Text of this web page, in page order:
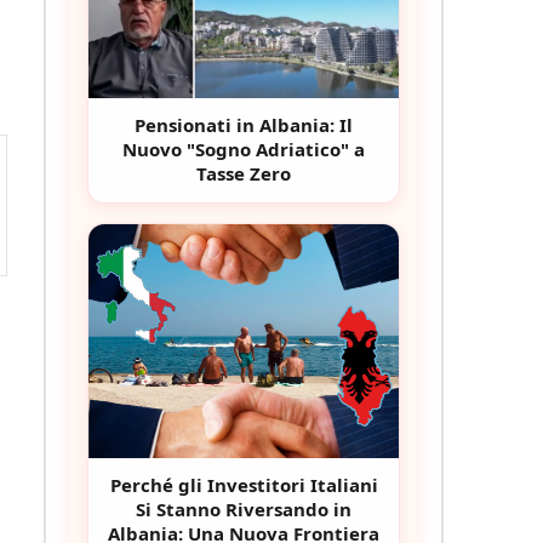
Pensionati in Albania: Il
Nuovo "Sogno Adriatico" a
Tasse Zero
Perché gli Investitori Italiani
Si Stanno Riversando in
Albania: Una Nuova Frontiera